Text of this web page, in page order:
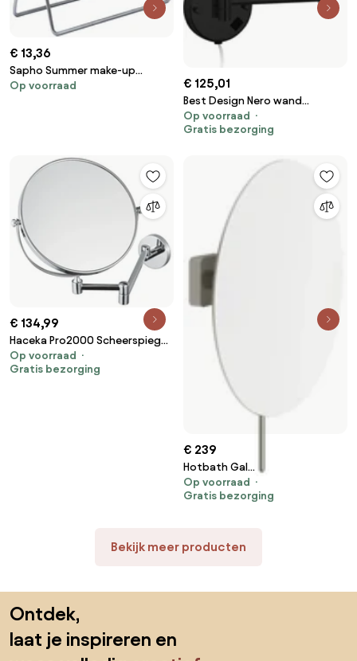
€ 13,36
Sapho Summer make-up
spiegel chroom
Op voorraad € 125,01
Best Design Nero wand
cosmeticaspiegel met LED
verlichting mat zwart
Op voorraad
Gratis bezorging
€ 134,99
Haceka Pro2000 Scheerspiegel
chroom
Op voorraad
Gratis bezorging
€ 239
Hotbath Gal
vergrotingsspiegel met
wandmontage geborsteld
Op voorraad
Gratis bezorging
Bekijk meer producten
Ontdek,
laat je inspireren en